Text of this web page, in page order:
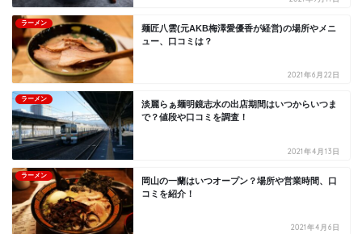
ラーメン
麺匠八雲(元AKB梅澤愛優香が経営)の場所やメニ
ュー、口コミは？
2021年6月22日
ラーメン
淡麗らぁ麺明鏡志水の出店期間はいつからいつま
で？値段や口コミを調査！
2021年4月13日
ラーメン
岡山の一蘭はいつオープン？場所や営業時間、口
コミを紹介！
2021年4月6日